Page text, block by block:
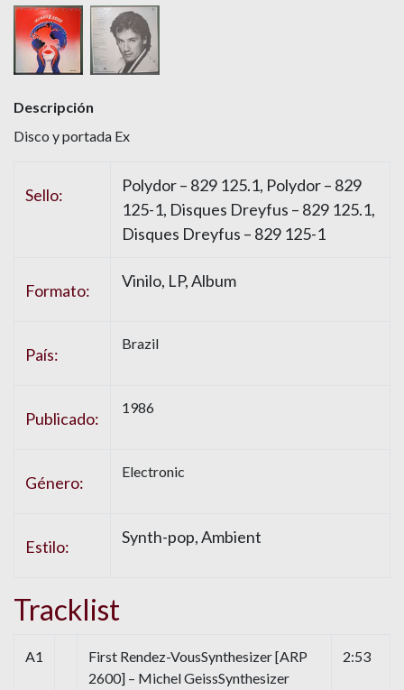
Descripción
Disco y portada Ex
Sello:
Polydor – 829 125.1, Polydor – 829
125-1, Disques Dreyfus – 829 125.1,
Disques Dreyfus – 829 125-1
Formato: Vinilo, LP, Album
País:
Brazil
Publicado:
1986
Género:
Electronic
Estilo: Synth-pop, Ambient
Tracklist
A1
First Rendez-VousSynthesizer [ARP
2600] – Michel GeissSynthesizer
2:53